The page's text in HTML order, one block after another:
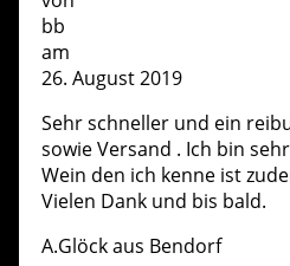
bb
am
26. August 2019
Sehr schneller und ein
sowie Versand . Ich bin
Wein den ich kenne ist
Vielen Dank und bis bald.
A.Glöck aus Bendorf